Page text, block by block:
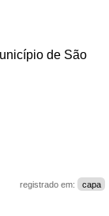
de São
registrado em: capa